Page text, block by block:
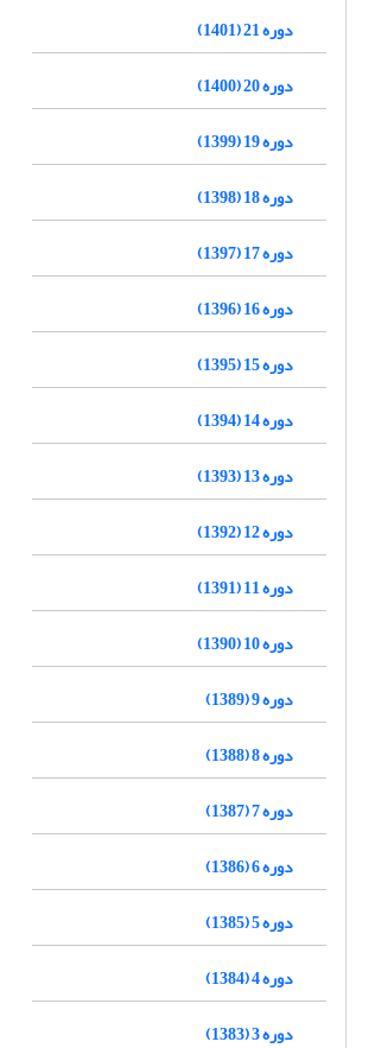
دوره 21 (1401)
دوره 20 (1400)
دوره 19 (1399)
دوره 18 (1398)
دوره 17 (1397)
دوره 16 (1396)
دوره 15 (1395)
دوره 14 (1394)
دوره 13 (1393)
دوره 12 (1392)
دوره 11 (1391)
دوره 10 (1390)
دوره 9 (1389)
دوره 8 (1388)
دوره 7 (1387)
دوره 6 (1386)
دوره 5 (1385)
دوره 4 (1384)
دوره 3 (1383)